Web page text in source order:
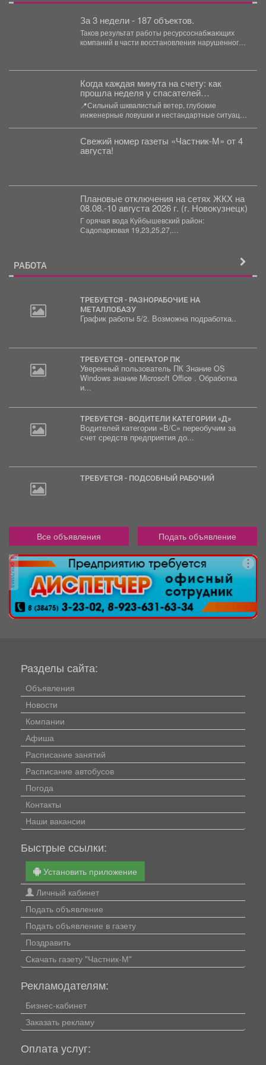
За 3 недели - 187 объектов.
Таков результат работы ресурсоснабжающих
компаний в части восстановления нарушенного
Когда каждая минута на счету: как
прошла неделя у спасателей
Новокузнецка
📍Сильный шквалистый ветер, глубокие
инженерные ловушки и нестандартные ситуации
Свежий номер газеты «Частник‑М» от 4
августа!
Плановые отключения на сетях ЖКХ на
08.08.-10 августа 2026 г. (г. Новокузнецк)
Г орячая вода Куйбышевский район:
Садопарковая 19,23,25,27,
РАБОТА
ТРЕБУЕТСЯ - РАЗНОРАБОЧИЕ НА
МЕТАЛЛОБАЗУ
График работы 5/2. Возможна подработка..
ТРЕБУЕТСЯ - ОПЕРАТОР ПК
Уверенный пользователь ПК Знание OS
Windows знание Microsoft Office . Обработка
и...
ТРЕБУЕТСЯ - ВОДИТЕЛИ КАТЕГОРИИ «Д»
Водителей категории «В/С» переобучим за
счет средств предприятия до...
ТРЕБУЕТСЯ - ПОДСОБНЫЙ РАБОЧИЙ
Все объявления Подать объявление
реклама
Разделы сайта:
Объявления
Новости
Компании
Афиша
Расписание занятий
Расписание автобусов
Погода
Контакты
Наши вакансии
Быстрые ссылки:
Установить приложение
Личный кабинет
Подать объявление
Подать объявление в газету
Поздравить
Скачать газету "Частник-М"
Рекламодателям:
Бизнес-кабинет
Заказать рекламу
Оплата услуг: